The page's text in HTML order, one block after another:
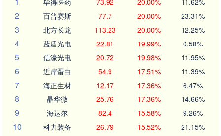
毕得医药 73.92 20.00% 11.62%
2 百普赛斯 77.7 20.00% 23.31%
3 北方长龙 113.23 20.00% 12.25%
4 蓝盾光电 22.81 19.99% 0.58%
5 信濠光电 20.72 19.98% 11.95%
6 近岸蛋白 54.9 17.51% 11.39%
7 海正生材 12.17 17.36% 6.47%
8 晶华微 25.76 17.36% 14.66%
9 海达尔 82.4 15.58% 9.26%
10 科力装备 26.79 15.52% 21.15%